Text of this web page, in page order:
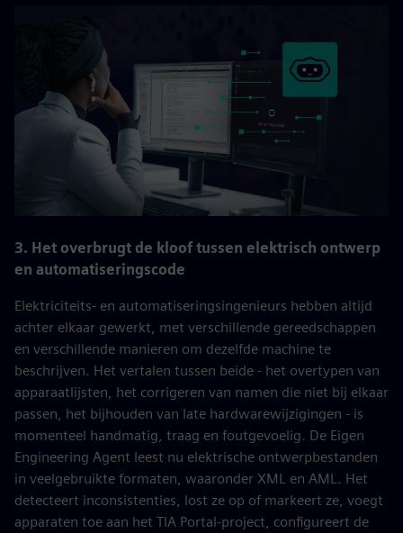
3. Het overbrugt de kloof tussen elektrisch ontwerp
en automatiseringscode
Elektriciteits- en automatiseringsingenieurs hebben altijd
achter elkaar gewerkt, met verschillende gereedschappen
en verschillende manieren om dezelfde machine te
beschrijven. Het vertalen tussen beide - het overtypen van
apparaatlijsten, het corrigeren van namen die niet bij elkaar
passen, het bijhouden van late hardwarewijzigingen - is
momenteel handmatig, traag en foutgevoelig. De Eigen
Engineering Agent leest nu elektrische ontwerpbestanden
in veelgebruikte formaten, waaronder XML en AML. Het
detecteert inconsistenties, lost ze op of markeert ze, voegt
apparaten toe aan het TIA Portal-project, configureert de